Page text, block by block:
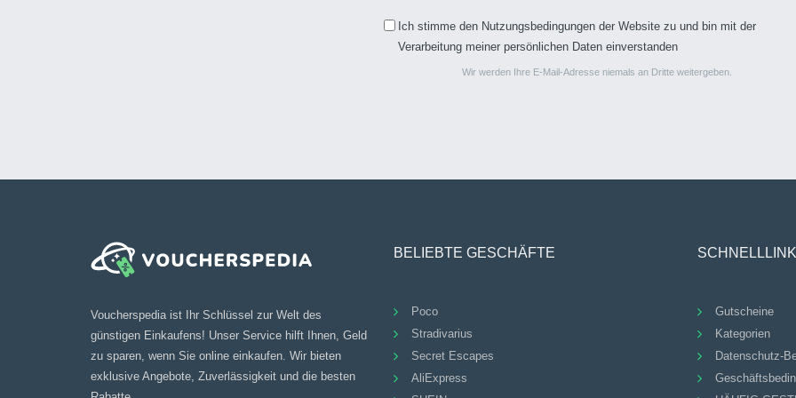
Ich stimme den Nutzungsbedingungen der Website zu und bin mit der
Verarbeitung meiner persönlichen Daten einverstanden
Wir werden Ihre E-Mail-Adresse niemals an Dritte weitergeben.
Voucherspedia ist Ihr Schlüssel zur Welt des
günstigen Einkaufens! Unser Service hilft Ihnen, Geld
zu sparen, wenn Sie online einkaufen. Wir bieten
exklusive Angebote, Zuverlässigkeit und die besten
BELIEBTE GESCHÄFTE
Poco
Stradivarius
Secret Escapes
AliExpress
Gutscheine
Kategorien
Datenschutz-